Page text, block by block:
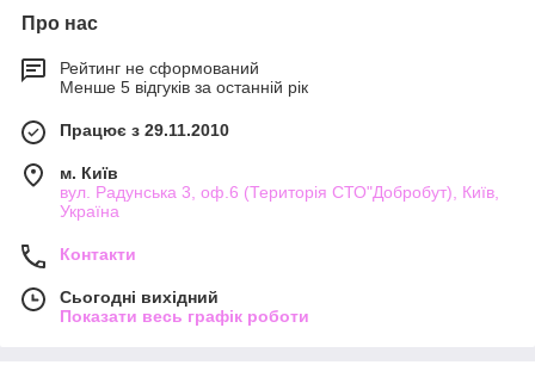
Про нас
Рейтинг не сформований
Менше 5 відгуків за останній рік
Працює з 29.11.2010
м. Київ
вул. Радунська 3, оф.6 (Територія СТО"Добробут), Київ,
Україна
Контакти
Сьогодні вихідний
Показати весь графік роботи